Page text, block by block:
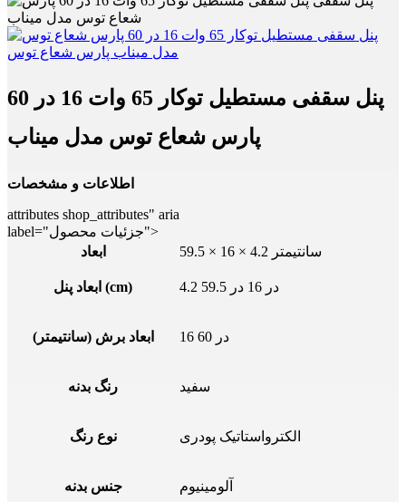
پنل سقفی مستطیل توکار 65 وات 16 در 60
پارس شعاع توس مدل میناب
اطلاعات و مشخصات
attributes shop_attributes" aria
label="جزئیات محصول">
ابعاد
59.5 × 16 × 4.2 سانتیمتر
ابعاد پنل (cm) 4.2 در 16 در 59.5
ابعاد برش (سانتیمتر) 16 در 60
رنگ بدنه سفید
نوع رنگ الکترواستاتیک پودری
جنس بدنه آلومینیوم